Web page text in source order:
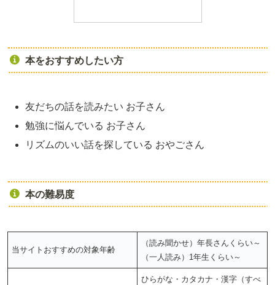
本をおすすめしたい方
友だちの話を読みたい お子さん
勉強に悩んでいる お子さん
リズムのいい話を探している おやごさん
本の難易度
当サイトおすすめの対象年齢
（読み聞かせ）年長さんくらい～
（一人読み）1年生くらい～
ひらがな・カタカナ・漢字（すべ